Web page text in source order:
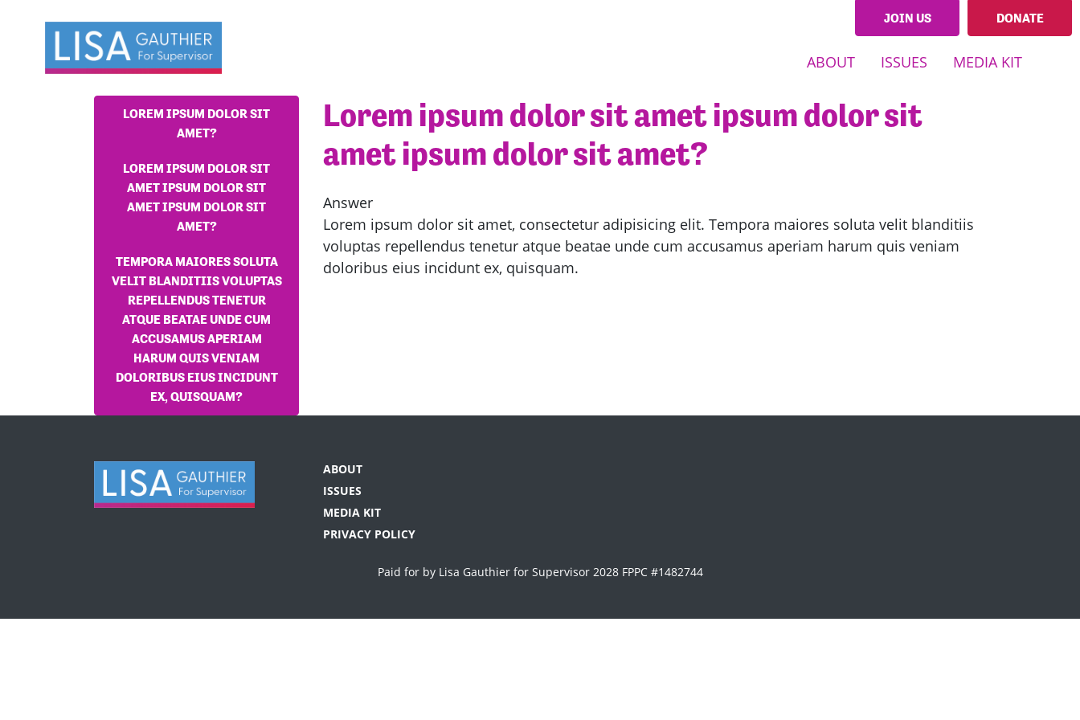
JOIN US DONATE
ABOUT ISSUES MEDIA KIT
LOREM IPSUM DOLOR SIT
AMET?
LOREM IPSUM DOLOR SIT
AMET IPSUM DOLOR SIT
AMET IPSUM DOLOR SIT
AMET?
TEMPORA MAIORES SOLUTA
VELIT BLANDITIIS VOLUPTAS
REPELLENDUS TENETUR
ATQUE BEATAE UNDE CUM
ACCUSAMUS APERIAM
HARUM QUIS VENIAM
DOLORIBUS EIUS INCIDUNT
EX, QUISQUAM?
Lorem ipsum dolor sit amet ipsum dolor sit
amet ipsum dolor sit amet?
Answer
Lorem ipsum dolor sit amet, consectetur adipisicing elit. Tempora maiores soluta velit blanditiis
voluptas repellendus tenetur atque beatae unde cum accusamus aperiam harum quis veniam
doloribus eius incidunt ex, quisquam.
ABOUT
ISSUES
MEDIA KIT
PRIVACY POLICY
Paid for by Lisa Gauthier for Supervisor 2028 FPPC #1482744